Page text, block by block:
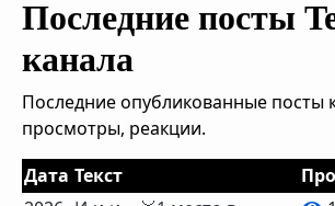
Последние посты
канала
Последние опубликованные посты
просмотры, реакции.
Дата Текст